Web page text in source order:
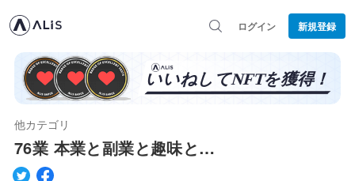
ログイン 新規登録
他カテゴリ
76業 本業と副業と趣味と…